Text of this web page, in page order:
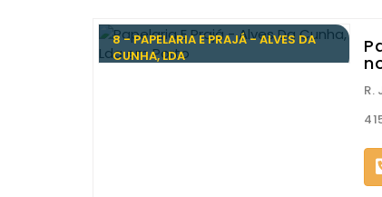
8 - PAPELARIA E PRAJÁ - ALVES DA
CUNHA, LDA
R.